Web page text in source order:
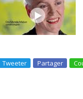
Tweeter Partager